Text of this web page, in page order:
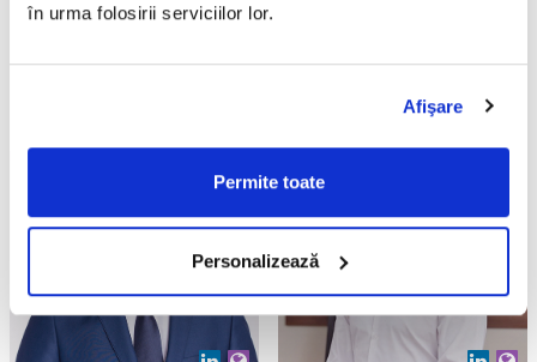
în urma folosirii serviciilor lor.
Afişare
Permite toate
Personalizează
Digital Policy Researcher
Regională Nord-Vest